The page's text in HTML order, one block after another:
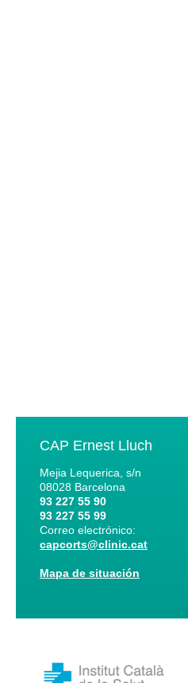
CAP Ernest Lluch
Mejia Lequerica, s/n
08028 Barcelona
93 227 55 90
93 227 55 99
Correo electrónico:
capcorts@clinic.cat
Mapa de situación